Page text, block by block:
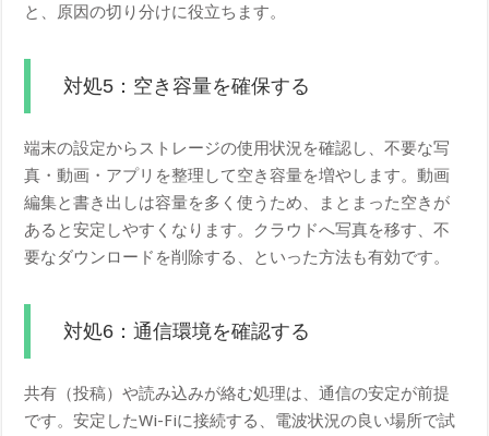
と、原因の切り分けに役立ちます。
対処5：空き容量を確保する
端末の設定からストレージの使用状況を確認し、不要な写
真・動画・アプリを整理して空き容量を増やします。動画
編集と書き出しは容量を多く使うため、まとまった空きが
あると安定しやすくなります。クラウドへ写真を移す、不
要なダウンロードを削除する、といった方法も有効です。
対処6：通信環境を確認する
共有（投稿）や読み込みが絡む処理は、通信の安定が前提
です。安定したWi-Fiに接続する、電波状況の良い場所で試